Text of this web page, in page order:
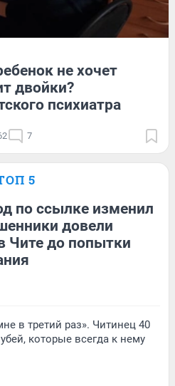
не хочет
двойки?
психиатра
7
5
по ссылке изменил
довели
Чите до попытки
в третий раз». Читинец 40
которые всегда к нему